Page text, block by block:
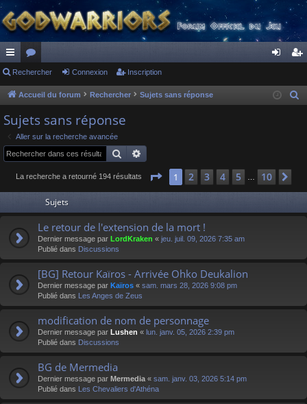
ac
co
ur
ci
s
or
u
s
ne cri
Rechercher Connexion Inscription
Accueil du forum Rechercher Sujets sans réponse
e
Sujets sans réponse
Aller sur la recherche avancée
Rechercher
La recherche a retourné 194 résultats Page 1sur 10
1 2 3 4 5 10
Sujets
Le retour de l'extension de la mort !
Dernier message par LordKraken « jeu. juil. 09, 2026 7:35 am
Publié dans Discussions
[BG] Retour Kaïros - Arrivée Ohko Deukalion
Dernier message par Kaïros « sam. mars 28, 2026 9:08 pm
Publié dans Les Anges de Zeus
modification de nom de personnage
Dernier message par Lushen « lun. janv. 05, 2026 2:39 pm
Publié dans Discussions
BG de Mermedia
Dernier message par Mermedia « sam. janv. 03, 2026 5:14 pm
Publié dans Les Chevaliers d'Athéna